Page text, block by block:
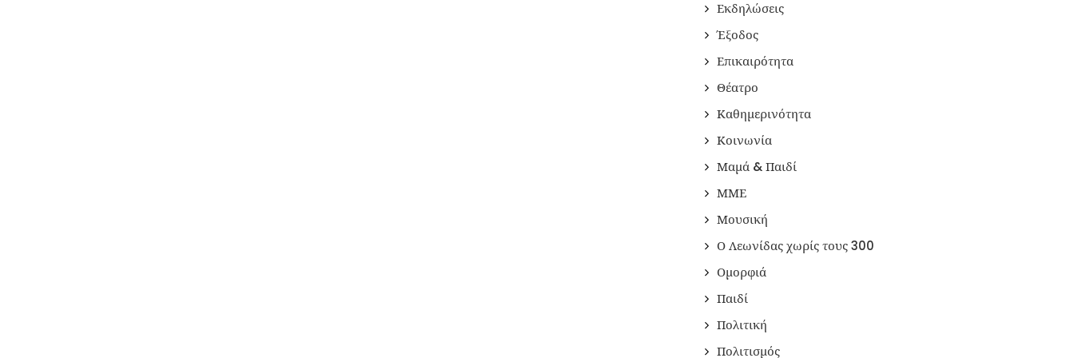
Εκδηλώσεις
Έξοδος
Επικαιρότητα
Θέατρο
Καθημερινότητα
Κοινωνία
Μαμά & Παιδί
ΜΜΕ
Μουσική
Ο Λεωνίδας χωρίς τους 300
Ομορφιά
Παιδί
Πολιτική
Πολιτισμός